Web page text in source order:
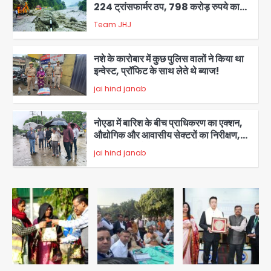
3
224 ट्रांसफार्मर ठप, 798 करोड़ रुपये का
नुकसान
Team JHJ
4
नशे के कारोबार में कुछ पुलिस वालों ने किया था
इन्वेस्ट, प्रॉफिट के साथ लेते थे ब्याज!
jai hind janab
5
नोएडा में बारिश के बीच प्राधिकरण का एक्शन,
औद्योगिक और आवासीय सेक्टरों का निरीक्षण,
जलभराव रोकने के दिए सख्त निर्देश
jai hind janab
1
थाईलैंड के स्कूल में गोलीबारी, 3 छात्रों समेत 6
लोगों की मौत; 15 घायल
Team JHJ
Thailand School Shooting:
बैंकॉक के पास स्कूल में छात्र ने की अंधाधुंध